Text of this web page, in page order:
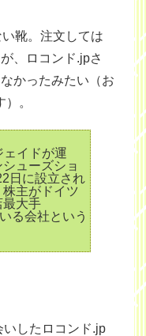
靴。注文しては
、ロコンド.jpさ
かったみたい（お
。
ェイドが運
ューズショ
日に設立され
主がドイツ
最大手
る会社という
いしたロコンド.jp